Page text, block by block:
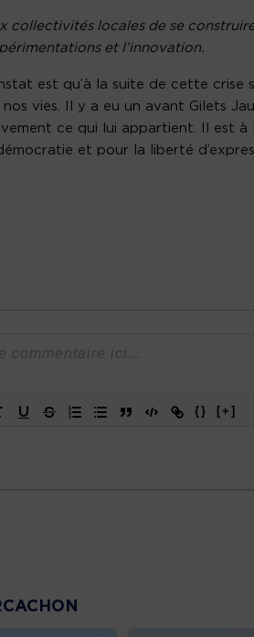
collectivités locales de se
et l’innovation.
est qu’à la suite de cette
vies. Il y a eu un avant Gilets
ce qui lui appartient. Il est à
et pour la liberté
{} [+]